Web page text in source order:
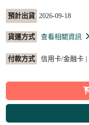
預計出貨 2026-09-18
貨運方式 查看相關資訊
付款方式 信用卡/金融卡 |